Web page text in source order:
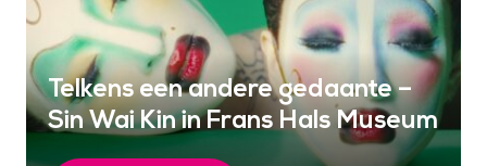
Telkens een andere gedaante –
Sin Wai Kin in Frans Hals Museum